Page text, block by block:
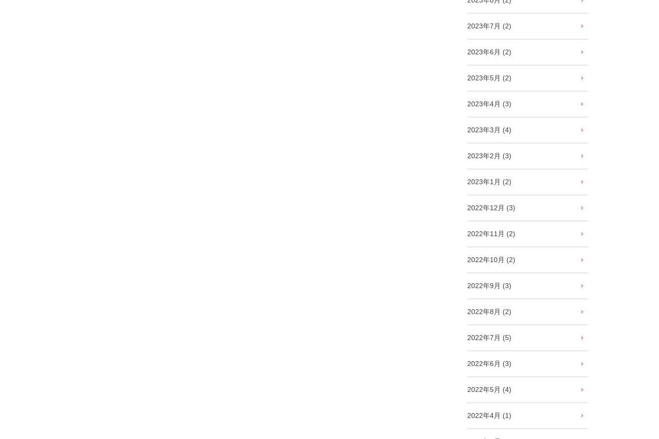
2023年7月 (2)
2023年6月 (2)
2023年5月 (2)
2023年4月 (3)
2023年3月 (4)
2023年2月 (3)
2023年1月 (2)
2022年12月 (3)
2022年11月 (2)
2022年10月 (2)
2022年9月 (3)
2022年8月 (2)
2022年7月 (5)
2022年6月 (3)
2022年5月 (4)
2022年4月 (1)